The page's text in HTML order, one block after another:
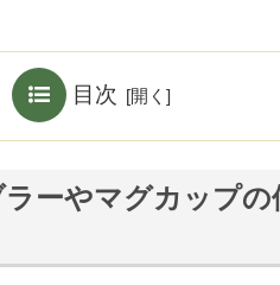
目次
ーやマグカップ